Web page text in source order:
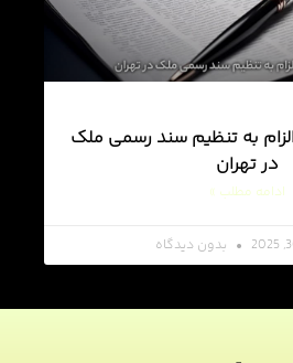
به تنظیم سند رسمی ملک
در تهران
ادامه مطلب »
بدون دیدگاه